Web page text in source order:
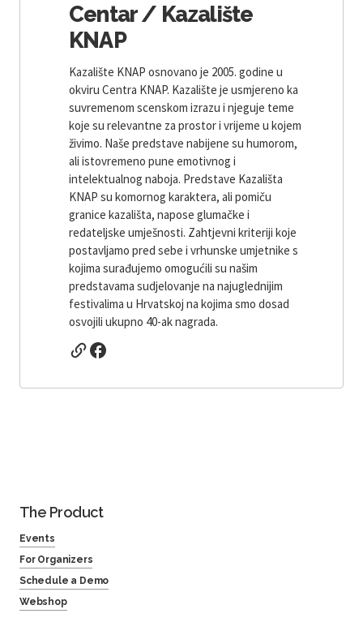
Centar / Kazalište
KNAP
Kazalište KNAP osnovano je 2005. godine u
okviru Centra KNAP. Kazalište je usmjereno ka
suvremenom scenskom izrazu i njeguje teme
koje su relevantne za prostor i vrijeme u kojem
živimo. Naše predstave nabijene su humorom,
ali istovremeno pune emotivnog i
intelektualnog naboja. Predstave Kazališta
KNAP su komornog karaktera, ali pomiču
granice kazališta, napose glumačke i
redateljske umješnosti. Zahtjevni kriteriji koje
postavljamo pred sebe i vrhunske umjetnike s
kojima surađujemo omogućili su našim
predstavama sudjelovanje na najuglednijim
festivalima u Hrvatskoj na kojima smo dosad
osvojili ukupno 40-ak nagrada.
The Product
Events
For Organizers
Schedule a Demo
Webshop